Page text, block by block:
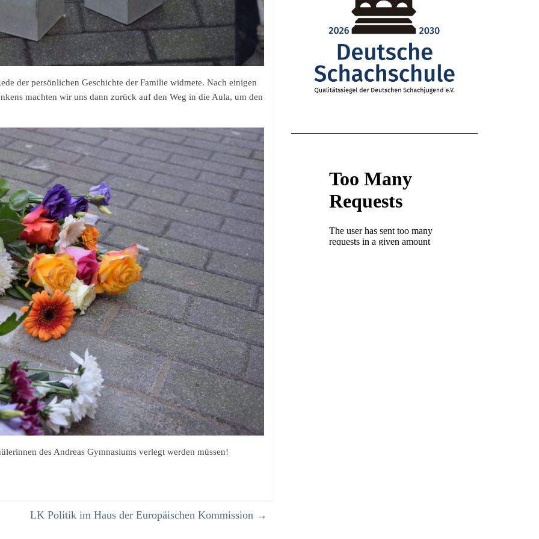
der persönlichen Geschichte der Familie widmete. Nach einigen
machten wir uns dann zurück auf den Weg in die Aula, um den
des Andreas Gymnasiums verlegt werden müssen!
LK Politik im Haus der Europäischen Kommission →